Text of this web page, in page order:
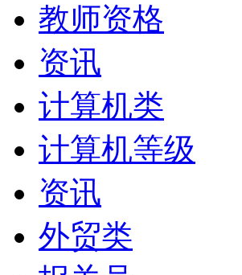
教师资格
资讯
计算机类
计算机等级
资讯
外贸类